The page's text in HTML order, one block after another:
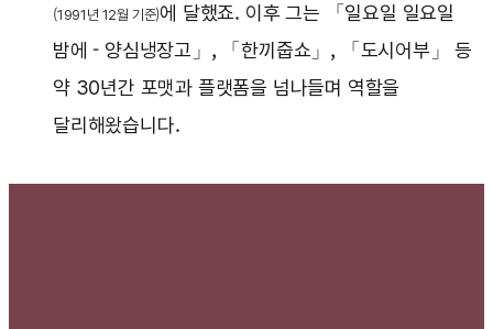
(1991년 12월 기준)에 달했죠. 이후 그는 「일요일 일요일
밤에 - 양심냉장고」, 「한끼줍쇼」, 「도시어부」 등
약 30년간 포맷과 플랫폼을 넘나들며 역할을
달리해왔습니다.